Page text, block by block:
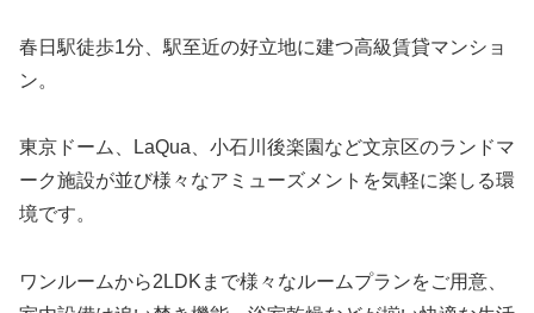
春日駅徒歩1分、駅至近の好立地に建つ高級賃貸マンショ
ン。
東京ドーム、LaQua、小石川後楽園など文京区のランドマ
ーク施設が並び様々なアミューズメントを気軽に楽しる環
境です。
ワンルームから2LDKまで様々なルームプランをご用意、